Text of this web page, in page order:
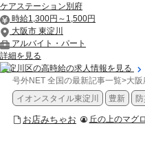
ケアステーション別府
時給1,300円～1,500円
大阪市 東淀川
アルバイト・パート
詳細を見る
東淀川区の高時給の求人情報を見る
号外NET 全国の最新記事一覧>大阪
イオンスタイル東淀川
豊新
お店みちゃお 丘の上のマグロ